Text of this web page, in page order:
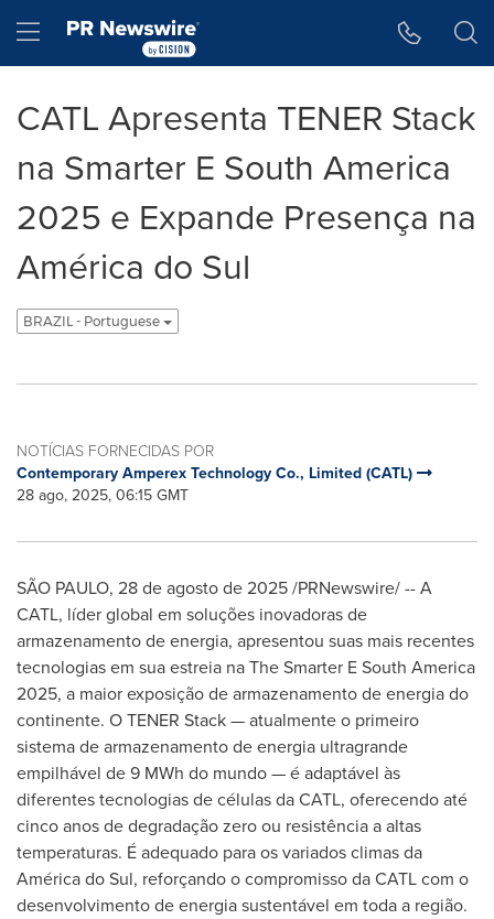
Hamburger menu
CATL Apresenta TENER Stack
na Smarter E South America
2025 e Expande Presença na
América do Sul
BRAZIL - Portuguese
NOTÍCIAS FORNECIDAS POR
Contemporary Amperex Technology Co., Limited (CATL)
28 ago, 2025, 06:15 GMT
SÃO PAULO, 28 de agosto de 2025/PRNewswire/ -- A
CATL, líder global em soluções inovadoras de
armazenamento de energia, apresentou suas mais recentes
tecnologias em sua estreia na The Smarter E South America
2025, a maior exposição de armazenamento de energia do
continente. O TENER Stack — atualmente o primeiro
sistema de armazenamento de energia ultragrande
empilhável de 9 MWh do mundo — é adaptável às
diferentes tecnologias de células da CATL, oferecendo até
cinco anos de degradação zero ou resistência a altas
temperaturas. É adequado para os variados climas da
América do Sul, reforçando o compromisso da CATL com o
desenvolvimento de energia sustentável em toda a região.